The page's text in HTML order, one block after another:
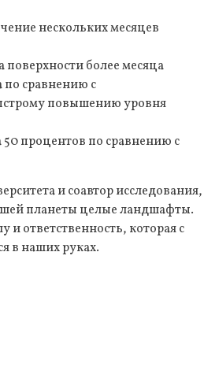
нескольких месяцев
более месяца
по сравнению с
повышению уровня
процентов по сравнению с
и соавтор исследования,
планеты целые ландшафты.
ответственность, которая с
в наших руках.